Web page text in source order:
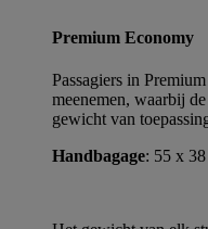
Premium Economy
Passagiers in
meenemen, waarbij
gewicht van
Handbagage: 55 x